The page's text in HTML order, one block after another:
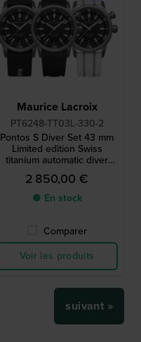
Maurice Lacroix
PT6248-TT03L-330-2
Pontos S Diver Set 43 mm
Limited edition Swiss
titanium automatic diver
with two extra straps
2 850,00 €
● En stock
Comparer
Voir les produits
suivant »